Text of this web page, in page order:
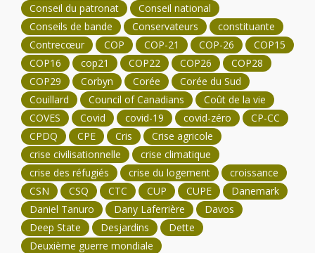
Conseil du patronat
Conseil national
Conseils de bande
Conservateurs
constituante
Contrecœur
COP COP-21 COP-26
COP15
COP16
cop21 COP22 COP26
COP28
COP29
Corbyn Corée
Corée du Sud
Couillard
Council of Canadians
Coût de la vie
COVES
Covid covid-19 covid-zéro
CP-CC
CPDQ
CPE Cris
Crise agricole
crise civilisationnelle
crise climatique
crise des réfugiés
crise du logement
croissance
CSN
CSQ CTC CUP CUPE
Danemark
Daniel Tanuro
Dany Laferrière
Davos
Deep State
Desjardins
Dette
Deuxième guerre mondiale